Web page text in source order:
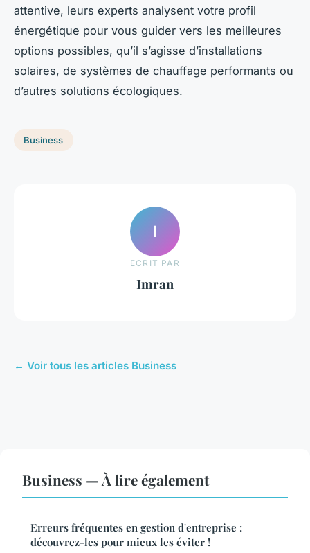
attentive, leurs experts analysent votre profil
énergétique pour vous guider vers les meilleures
options possibles, qu’il s’agisse d’installations
solaires, de systèmes de chauffage performants ou
d’autres solutions écologiques.
Business
I
ECRIT PAR
Imran
← Voir tous les articles Business
Business — À lire également
Erreurs fréquentes en gestion d'entreprise :
découvrez-les pour mieux les éviter !